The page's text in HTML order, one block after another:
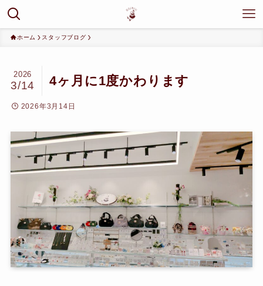
ホーム スタッフブログ
4ヶ月に1度かわります
2026
3/14
2026年3月14日